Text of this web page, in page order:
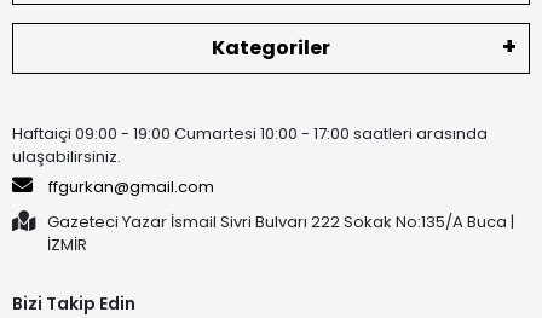
Kategoriler
Haftaiçi 09:00 - 19:00 Cumartesi 10:00 - 17:00 saatleri arasında
ulaşabilirsiniz.
ffgurkan@gmail.com
Gazeteci Yazar İsmail Sivri Bulvarı 222 Sokak No:135/A Buca |
İZMİR
Bizi Takip Edin